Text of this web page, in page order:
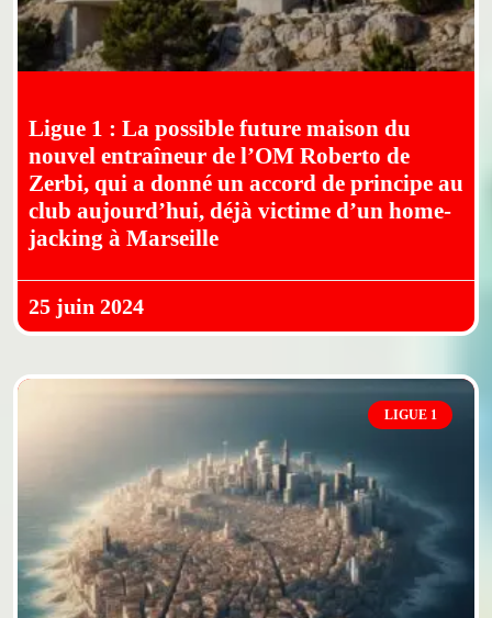
Ligue 1 : La possible future maison du
nouvel entraîneur de l’OM Roberto de
Zerbi, qui a donné un accord de principe au
club aujourd’hui, déjà victime d’un home-
jacking à Marseille
25 juin 2024
LIGUE 1